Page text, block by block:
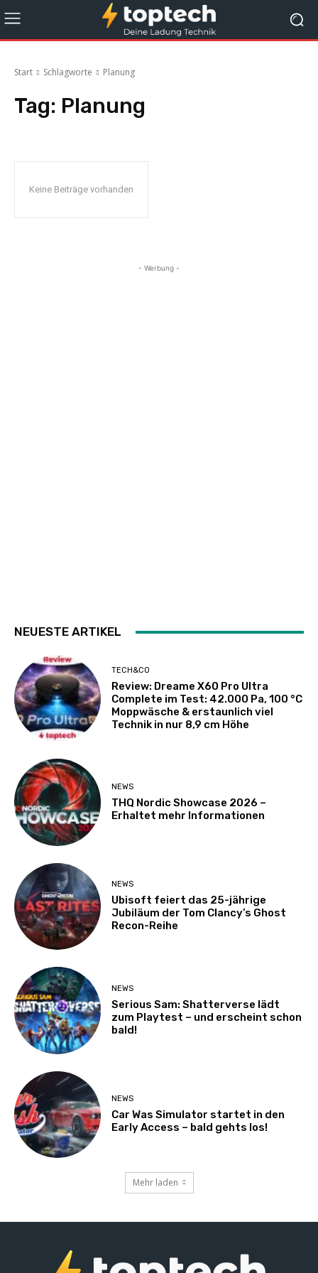
Start Schlagworte Planung
Tag: Planung
Keine Beiträge vorhanden
- Werbung -
NEUESTE ARTIKEL
TECH&CO
Review: Dreame X60 Pro Ultra
Complete im Test: 42.000 Pa, 100 °C
Moppwäsche & erstaunlich viel
Technik in nur 8,9 cm Höhe
NEWS
THQ Nordic Showcase 2026 –
Erhaltet mehr Informationen
NEWS
Ubisoft feiert das 25-jährige
Jubiläum der Tom Clancy’s Ghost
Recon-Reihe
NEWS
Serious Sam: Shatterverse lädt
zum Playtest – und erscheint schon
bald!
NEWS
Car Was Simulator startet in den
Early Access – bald gehts los!
Mehr laden